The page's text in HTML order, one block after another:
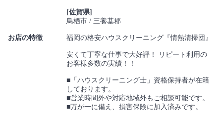
[佐賀県]
鳥栖市 三養基郡
お店の特徴 福岡の格安ハウスクリーニング『情熱清掃団』
安くて丁寧な仕事で大好評！ リピート利用の
お客様多数の実績！！
■「ハウスクリーニング士」資格保持者が在籍
しております。
■営業時間外や対応地域外もご相談可能です。
■万が一に備え、損害保険に加入済みです。